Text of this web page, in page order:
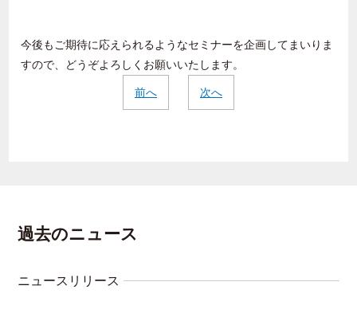
今後もご期待に応えられるようなセミナーを企画してまいりま
すので、どうぞよろしくお願いいたします。
前へ 次へ
過去のニュース
ニュースリリース